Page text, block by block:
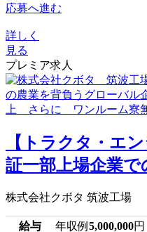
応募へ進む
詳しく
見る
プレミア求人
【トラクタ・エ
証一部上場企業
株式会社クボタ 筑波工場
給与 年収例 5,000,000円